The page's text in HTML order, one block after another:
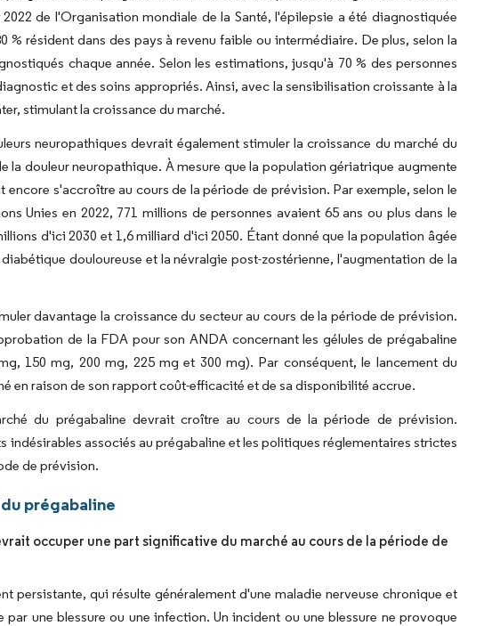
de l'Organisation mondiale de la Santé, l'épilepsie a été diagnostiquée
résident dans des pays à revenu faible ou intermédiaire. De plus, selon la
chaque année. Selon les estimations, jusqu'à 70 % des personnes
et des soins appropriés. Ainsi, avec la sensibilisation croissante à la
stimulant la croissance du marché.
neuropathiques devrait également stimuler la croissance du marché du
la douleur neuropathique. À mesure que la population gériatrique augmente
s'accroître au cours de la période de prévision. Par exemple, selon le
Unies en 2022, 771 millions de personnes avaient 65 ans ou plus dans le
d'ici 2030 et 1,6 milliard d'ici 2050. Étant donné que la population âgée
douloureuse et la névralgie post-zostérienne, l'augmentation de la
davantage la croissance du secteur au cours de la période de prévision.
de la FDA pour son ANDA concernant les gélules de prégabaline
150 mg, 200 mg, 225 mg et 300 mg). Par conséquent, le lancement du
en raison de son rapport coût-efficacité et de sa disponibilité accrue.
du prégabaline devrait croître au cours de la période de prévision.
associés au prégabaline et les politiques réglementaires strictes
de prévision.
prégabaline
occuper une part significative du marché au cours de la période de
persistante, qui résulte généralement d'une maladie nerveuse chronique et
une blessure ou une infection. Un incident ou une blessure ne provoque